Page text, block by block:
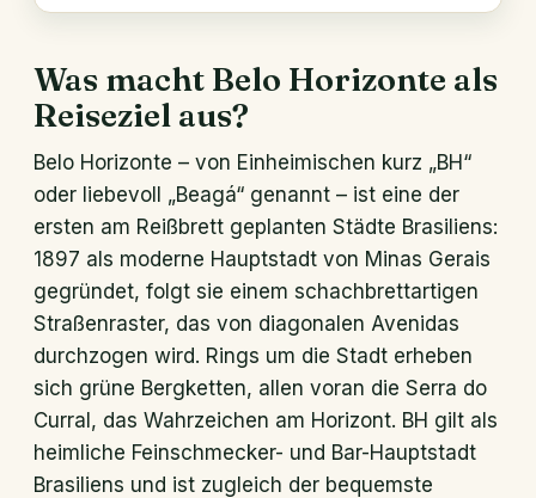
Was macht Belo Horizonte als
Reiseziel aus?
Belo Horizonte – von Einheimischen kurz „BH“
oder liebevoll „Beagá“ genannt – ist eine der
ersten am Reißbrett geplanten Städte Brasiliens:
1897 als moderne Hauptstadt von Minas Gerais
gegründet, folgt sie einem schachbrettartigen
Straßenraster, das von diagonalen Avenidas
durchzogen wird. Rings um die Stadt erheben
sich grüne Bergketten, allen voran die Serra do
Curral, das Wahrzeichen am Horizont. BH gilt als
heimliche Feinschmecker- und Bar-Hauptstadt
Brasiliens und ist zugleich der bequemste